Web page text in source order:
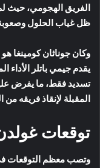
ظل غياب الحلول
تسديد فقط، ما يفرض
المقبلة لإنقاذ فريقه من
توقعات
وتصب معظم التوقعات